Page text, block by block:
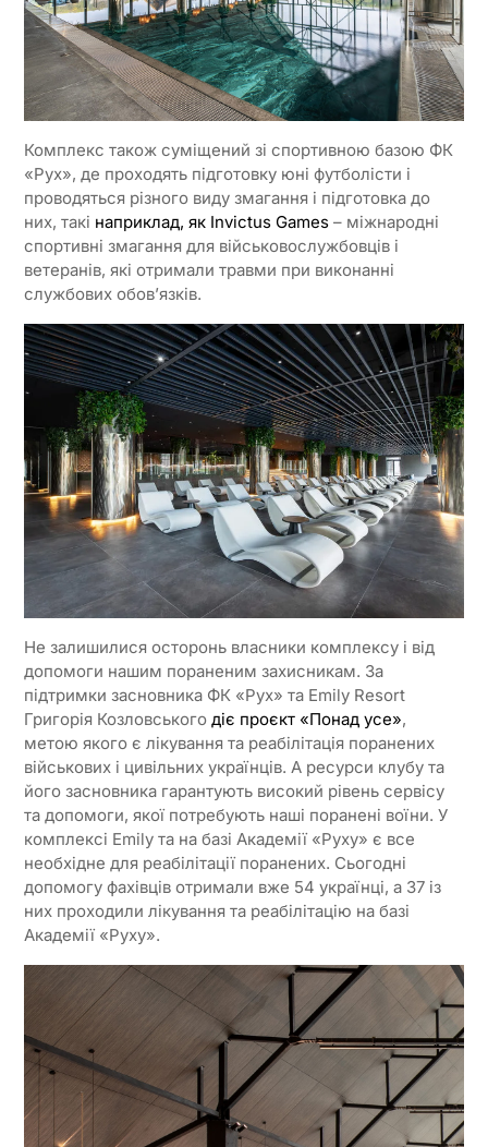
Комплекс також суміщений зі спортивною базою ФК
«Рух», де проходять підготовку юні футболісти і
проводяться різного виду змагання і підготовка до
них, такі наприклад, як Invictus Games– міжнародні
спортивні змагання для військовослужбовців і
ветеранів, які отримали травми при виконанні
службових обов’язків.
Не залишилися осторонь власники комплексу і від
допомоги нашим пораненим захисникам. За
підтримки засновника ФК «Рух» та Emily Resort
Григорія Козловського діє проєкт «Понад усе»,
метою якого є лікування та реабілітація поранених
військових і цивільних українців. А ресурси клубу та
його засновника гарантують високий рівень сервісу
та допомоги, якої потребують наші поранені воїни. У
комплексі Emily та на базі Академії «Руху» є все
необхідне для реабілітації поранених. Сьогодні
допомогу фахівців отримали вже 54 українці, а 37 із
них проходили лікування та реабілітацію на базі
Академії «Руху».